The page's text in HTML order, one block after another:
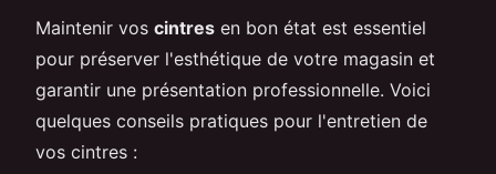
Maintenir vos cintres en bon état est essentiel
pour préserver l'esthétique de votre magasin et
garantir une présentation professionnelle. Voici
quelques conseils pratiques pour l'entretien de
vos cintres :